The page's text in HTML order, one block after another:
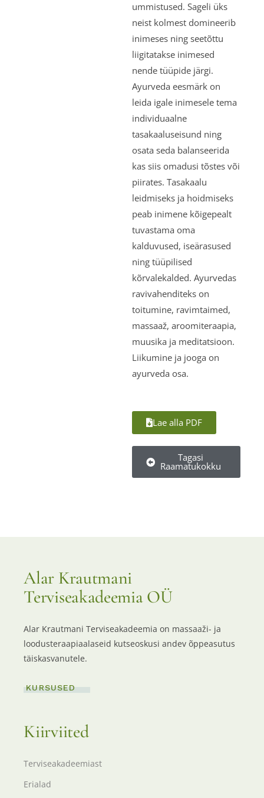
ummistused. Sageli üks
neist kolmest domineerib
inimeses ning seetõttu
liigitatakse inimesed
nende tüüpide järgi.
Ayurveda eesmärk on
leida igale inimesele tema
individuaalne
tasakaaluseisund ning
osata seda balanseerida
kas siis omadusi tõstes või
piirates. Tasakaalu
leidmiseks ja hoidmiseks
peab inimene kõigepealt
tuvastama oma
kalduvused, iseärasused
ning tüüpilised
kõrvalekalded. Ayurvedas
ravivahenditeks on
toitumine, ravimtaimed,
massaaž, aroomiteraapia,
muusika ja meditatsioon.
Liikumine ja jooga on
ayurveda osa.
Lae alla PDF
Tagasi
Raamatukokku
Alar Krautmani
Terviseakadeemia OÜ
Alar Krautmani Terviseakadeemia on massaaži- ja
loodusteraapiaalaseid kutseoskusi andev õppeasutus
täiskasvanutele.
KURSUSED
Kiirviited
Terviseakadeemiast
Erialad